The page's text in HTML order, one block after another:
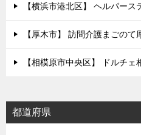
【横浜市港北区】 ヘルパース
【厚木市】 訪問介護まごのて
【相模原市中央区】 ドルチェ
都道府県